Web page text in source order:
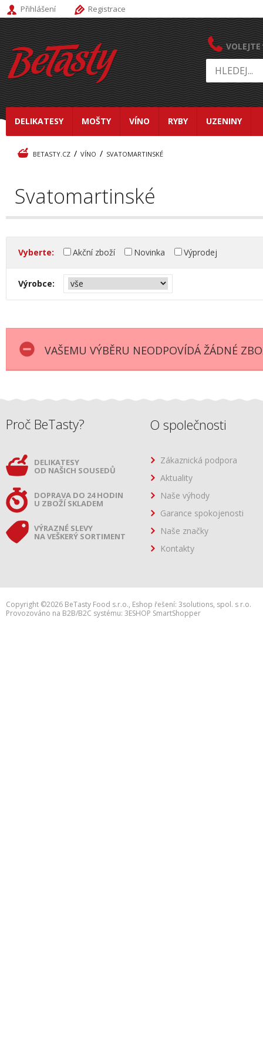
Přihlášení Registrace
VOLEJTE
DELIKATESY MOŠTY VÍNO RYBY UZENINY
BETASTY.CZ / VÍNO / SVATOMARTINSKÉ
Svatomartinské
Vyberte: Akční zboží Novinka Výprodej
Výrobce:
VAŠEMU VÝBĚRU NEODPOVÍDÁ ŽÁDNÉ
Proč BeTasty?
DELIKATESY
OD NAŠICH SOUSEDŮ
DOPRAVA DO 24 HODIN
U ZBOŽÍ SKLADEM
VÝRAZNÉ SLEVY
NA VEŠKERÝ SORTIMENT
O společnosti
Zákaznická podpora
Aktuality
Naše výhody
Garance spokojenosti
Naše značky
Kontakty
Copyright ©2026 BeTasty Food s.r.o., Eshop řešení: 3solutions, spol. s r.o.
Provozováno na B2B/B2C systému: 3ESHOP SmartShopper